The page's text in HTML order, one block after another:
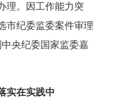
理。因工作能力突
市纪委监委案件审理
中央纪委国家监委嘉
实在实践中